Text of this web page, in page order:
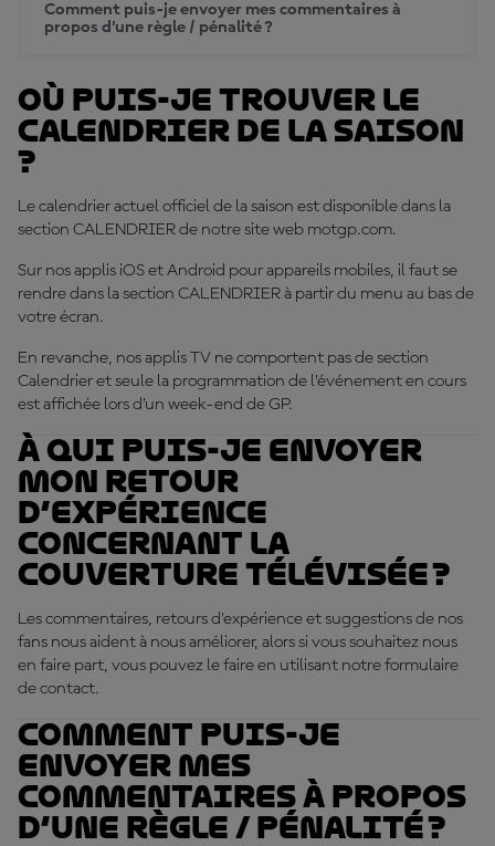
Comment puis-je envoyer mes commentaires à
propos d’une règle / pénalité ?
Où puis-je trouver le
calendrier de la saison
?
Le calendrier actuel officiel de la saison est disponible dans la
section CALENDRIER de notre site web motgp.com.
Sur nos applis iOS et Android pour appareils mobiles, il faut se
rendre dans la section CALENDRIER à partir du menu au bas de
votre écran.
En revanche, nos applis TV ne comportent pas de section
Calendrier et seule la programmation de l’événement en cours
est affichée lors d’un week-end de GP.
À qui puis-je envoyer
mon retour
d’expérience
concernant la
couverture télévisée ?
Les commentaires, retours d’expérience et suggestions de nos
fans nous aident à nous améliorer, alors si vous souhaitez nous
en faire part, vous pouvez le faire en utilisant notre formulaire
de contact.
Comment puis-je
envoyer mes
commentaires à propos
d’une règle / pénalité ?